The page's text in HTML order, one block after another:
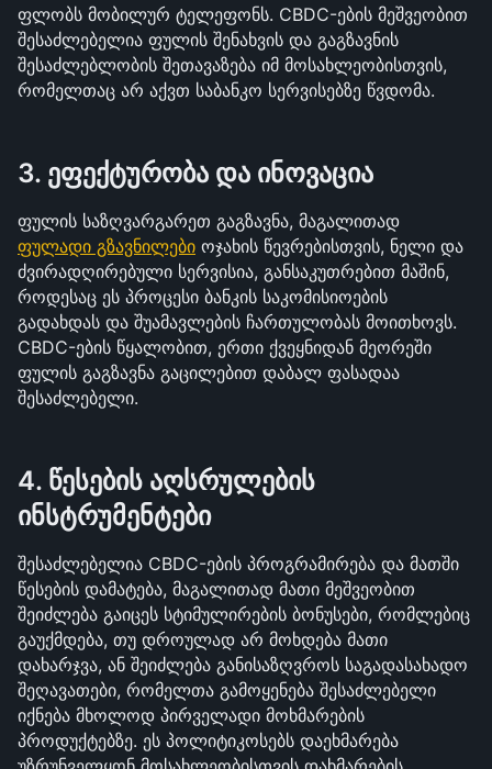
ფლობს მობილურ ტელეფონს. CBDC-ების მეშვეობით
შესაძლებელია ფულის შენახვის და გაგზავნის
შესაძლებლობის შეთავაზება იმ მოსახლეობისთვის,
რომელთაც არ აქვთ საბანკო სერვისებზე წვდომა.
3. ეფექტურობა და ინოვაცია
ფულადი გზავნილები ოჯახის წევრებისთვის, ნელი და
ძვირადღირებული სერვისია, განსაკუთრებით მაშინ,
როდესაც ეს პროცესი ბანკის საკომისიოების
გადახდას და შუამავლების ჩართულობას მოითხოვს.
CBDC-ების წყალობით, ერთი ქვეყნიდან მეორეში
ფულის გაგზავნა გაცილებით დაბალ ფასადაა
შესაძლებელი.
4. წესების აღსრულების
ინსტრუმენტები
შესაძლებელია CBDC-ების პროგრამირება და მათში
წესების დამატება, მაგალითად მათი მეშვეობით
შეიძლება გაიცეს სტიმულირების ბონუსები, რომლებიც
გაუქმდება, თუ დროულად არ მოხდება მათი
დახარჯვა, ან შეიძლება განისაზღვროს საგადასახადო
შეღავათები, რომელთა გამოყენება შესაძლებელი
იქნება მხოლოდ პირველადი მოხმარების
პროდუქტებზე. ეს პოლიტიკოსებს დაეხმარება